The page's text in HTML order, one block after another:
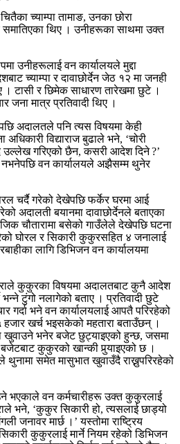
च्याम्पा तामाङ, उनका छोरा
समातिएका थिए । उनीहरूका साथमा उक्त
उनीहरूलाई वन कार्यालयले मुद्दा
च्याम्पा र दावाछोर्देन जेठ १२ मा जनही
। टासी र छिमेक साधारण तारेखमा छुटे ।
जना मात्र प्रतिवादी थिए ।
अदालतले पनि त्यस विषयमा केही
विद्याराज बुढाले भने, ‘चोरी
उल्लेख गरिएको छैन, कसरी आदेश दिने ?’
वन कार्यालयले अझैसम्म थुनेर
चर्दै गरेको देखेपछि फर्केर घरमा आई
अदालती बयानमा दावाछोर्देनले बताएका
चौतारामा बसेको गाउँलेले देखेपछि घटना
घोरल र सिकारी कुकुरसहित ४ जनालाई
लागि डिभिजन वन कार्यालयमा
कुकुरका विषयमा अदालतबाट कुनै आदेश
टुंगो नलागेको बताए । प्रतिवादी छुटे
गर्दा भने वन कार्यालयलाई आपतै परिरहेको
खर्च भइसकेको महतारा बताउँछन् ।
खुवाउने भनेर बजेट छुट्याइएको हुन्छ, जसमा
कुकुरको खान्की पुर्‍याइएको छ ।
समेत मासुभात खुवाउँदै राख्नुपरिरहेको
भएकाले वन कर्मचारीहरू उक्त कुकुरलाई
भने, ‘कुकुर सिकारी हो, त्यसलाई छाड्यो
जनावर मार्छ ।’ यस्तोमा राष्ट्रिय
कुकुरलाई मार्ने नियम रहेको डिभिजन